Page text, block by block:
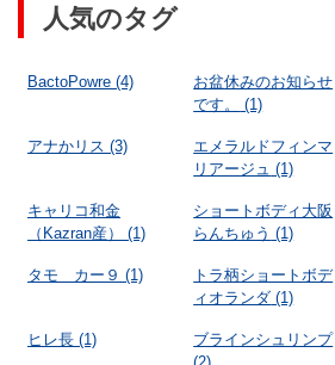
人気のタグ
BactoPowre (4)
お盆休みのお知らせ
です。
(1)
アナかリス (3)
エメラルドフィンマ
リアージュ (1)
キャリコ和金
（Kazran産）
(1)
ショートボディ大阪
らんちゅう (1)
タモ カー９ (1)
トラ柄ショートボデ
ィオランダ (1)
ヒレ長 (1)
ブラインシュリンプ